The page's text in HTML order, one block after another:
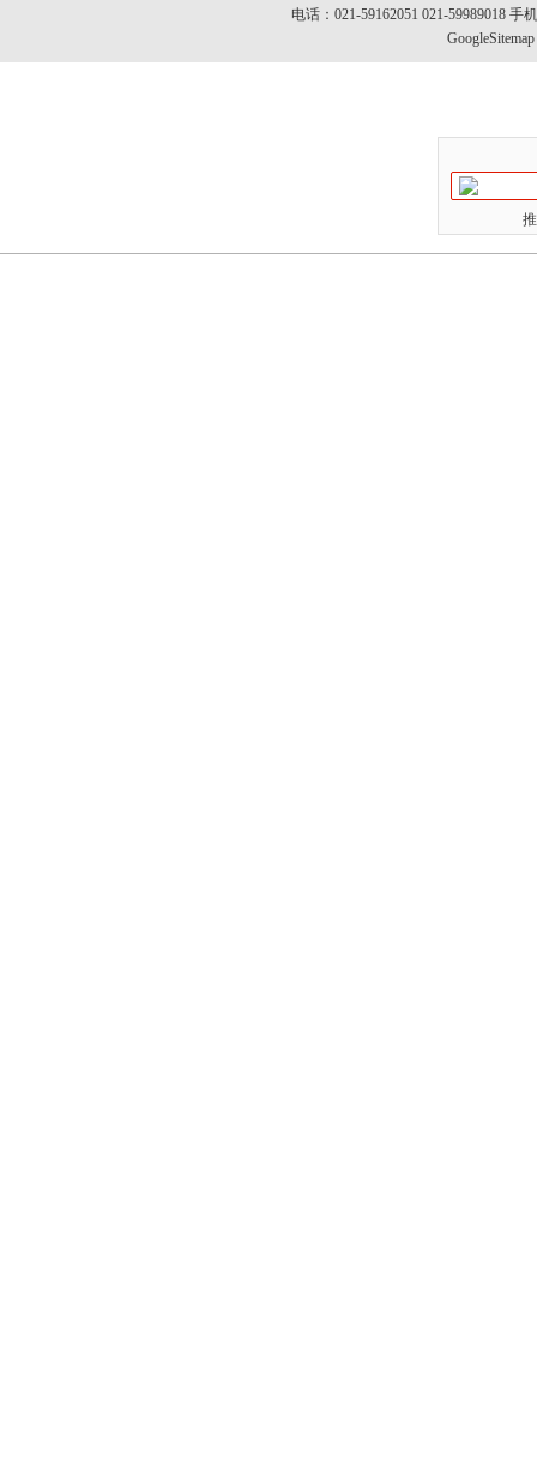
电话：021-59162051 021-59989018
GoogleSitemap